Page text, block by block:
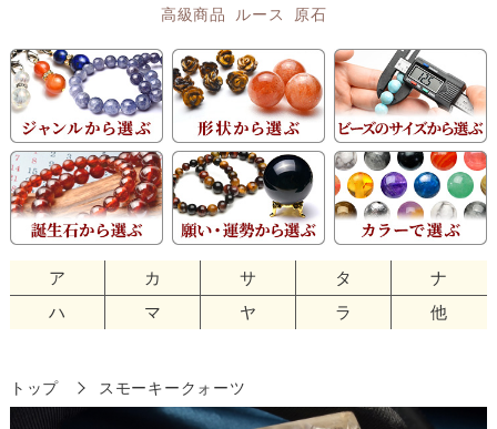
高級商品
ルース 原石
ア カ サ タ
ナ
ハ
マ ヤ ラ 他
トップ スモーキークォーツ